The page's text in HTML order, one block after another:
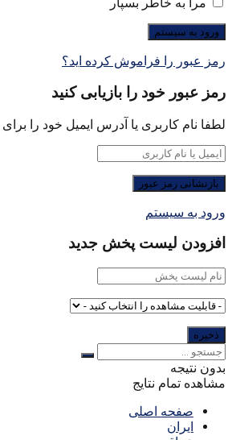
رمز عبور را فراموش کرده اید؟
رمز عبور خود را بازیابی کنید
لطفا نام کاربری یا آدرس ایمیل خود را
ورود به سیستم
افزودن لیست پخش جدید
بدون نتیجه
مشاهده تمام نتایج
صفحه اصلی
ایران